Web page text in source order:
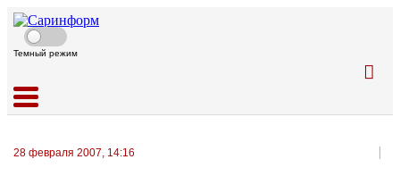
Темный режим
28 февраля 2007, 14:16